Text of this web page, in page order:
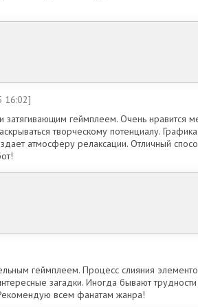
16:02]
затягивающим геймплеем. Очень нравится
творческому потенциалу.
атмосферу релаксации. Отличный
геймплеем. Процесс слияния
загадки. Иногда бывают
всем фанатам жанра!